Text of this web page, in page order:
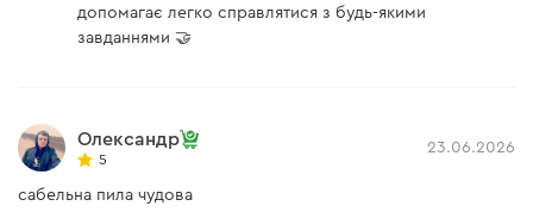
Модель DRS-200 BC ULTRA оснащена защитным
механизмом от случайного включения,
расположенным по обе стороны.
Инструкция есть
Скачать инструкцию к "Аккумуляторная сабельная пила
допомагає легко справлятися з будь-якими
завданнями 🤝
Олександр
5
23.06.2026
сабельна пила чудова